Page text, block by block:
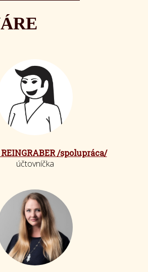
/spolupráca/
účtovníčka